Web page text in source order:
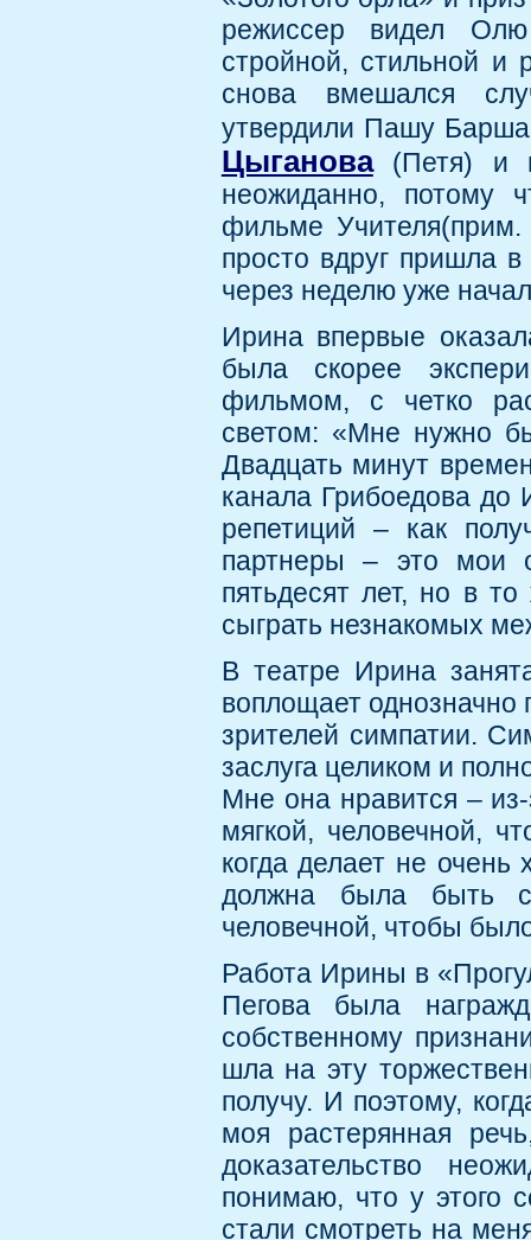
режиссер видел
стройной, стильной и
снова вмешался
утвердили Пашу
Цыганова(Петя) и
неожиданно, потому
фильме
просто вдруг пришла
через неделю уже
Ирина впервые
была скорее
фильмом, с четко
светом: «Мне нужно
Двадцать минут
канала Грибоедова до
репетиций – как
партнеры – это мои
пятьдесят лет, но в
сыграть незнакомых
В театре Ирина
воплощает
зрителей симпатии.
заслуга целиком и
Мне она нравится –
мягкой, человечной,
когда делает не
должна была быть
человечной, чтобы
Работа Ирины в
Пегова была
собственному
шла на эту
получу. И поэтому,
моя растерянная
доказательство
понимаю, что у этого
стали смотреть на